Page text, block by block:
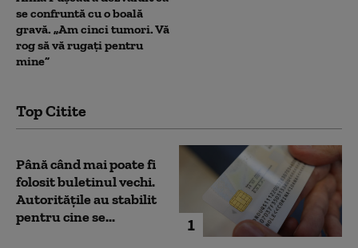
se confruntă cu o boală
gravă. „Am cinci tumori. Vă
rog să vă rugați pentru
mine”
Top Citite
1
Până când mai poate fi
folosit buletinul vechi.
Autoritățile au stabilit
pentru cine se...